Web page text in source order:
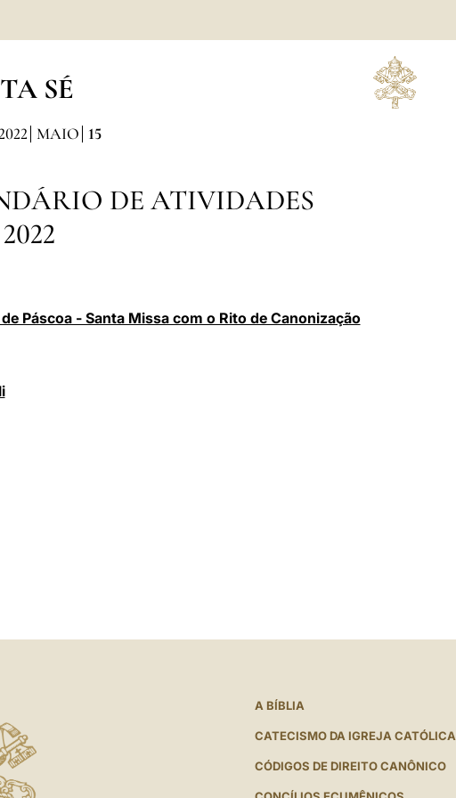
SÉ
MAIO 15
DE ATIVIDADES
Páscoa - Santa Missa com o Rito de Canonização
A BÍBLIA
CATECISMO DA IGREJA CATÓLICA
CÓDIGOS DE DIREITO CANÔNICO